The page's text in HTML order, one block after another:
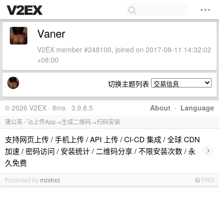
Vaner
V2EX member #248100, joined on 2017-08-11 14:32:02
+08:00
切换主题列表
About · Language
© 2026 V2EX · 8ms · 3.9.8.5
蒲公英 - 🚀上传App→生成二维码→扫码安装
支持网页上传 / 手机上传 / API 上传 / CI-CD 集成 / 全球 CDN
加速 / 密码访问 / 安装统计 / 二维码分享 / 不限安装次数 / 永
久免费
›
Promoted by mzshxz PRO